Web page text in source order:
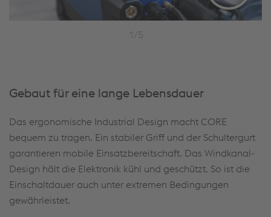
1/5
Gebaut für eine lange Lebensdauer
Das ergonomische Industrial Design macht CORE
bequem zu tragen. Ein stabiler Griff und der Schultergurt
garantieren mobile Einsatzbereitschaft. Das Windkanal-
Design hält die Elektronik kühl und geschützt. So ist die
Einschaltdauer auch unter extremen Bedingungen
gewährleistet.